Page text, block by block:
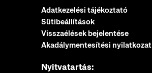
Adatkezelési tájékoztató
Sütibeállítások
Visszaélések bejelentése
Akadálymentesítési nyilatkozat
Nyitvatartás: